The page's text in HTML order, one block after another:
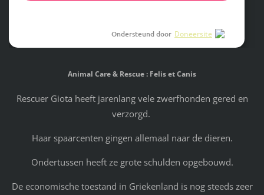
Ondersteund door Doneersite
Animal Care & Rescue : Felis et Canis
Rescuer Giota heeft jarenlang vele zwerfhonden gered en
verzorgd.
Haar spaarcenten gingen allemaal naar de dieren.
Ondertussen heeft ze grote schulden opgebouwd.
De economische toestand in Griekenland is nog steeds zeer